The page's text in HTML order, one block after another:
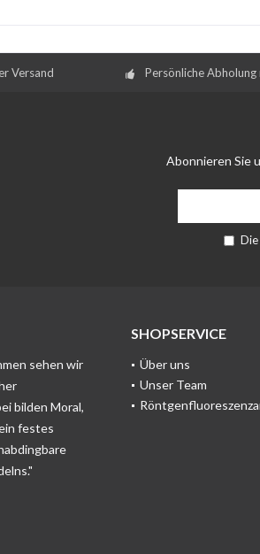
Versand Persönliche Abholung
Abonnieren Sie
Die
sehen wir
bilden Moral,
festes
SHOPSERVICE
Über uns
Unser Team